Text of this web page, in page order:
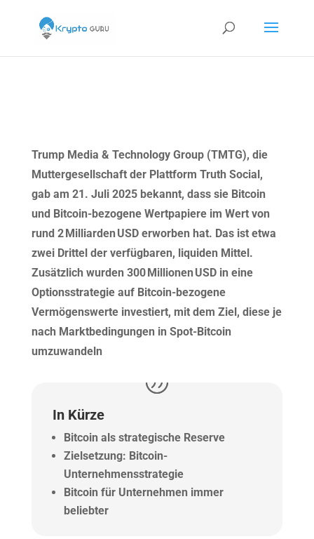
Trump Media & Technology Group (TMTG), die
Muttergesellschaft der Plattform Truth Social,
gab am 21. Juli 2025 bekannt, dass sie Bitcoin
und Bitcoin-bezogene Wertpapiere im Wert von
rund 2 Milliarden USD erworben hat. Das ist etwa
zwei Drittel der verfügbaren, liquiden Mittel.
Zusätzlich wurden 300 Millionen USD in eine
Optionsstrategie auf Bitcoin-bezogene
Vermögenswerte investiert, mit dem Ziel, diese je
nach Marktbedingungen in Spot-Bitcoin
umzuwandeln
In Kürze
Bitcoin als strategische Reserve
Zielsetzung: Bitcoin-
Unternehmensstrategie
Bitcoin für Unternehmen immer
beliebter